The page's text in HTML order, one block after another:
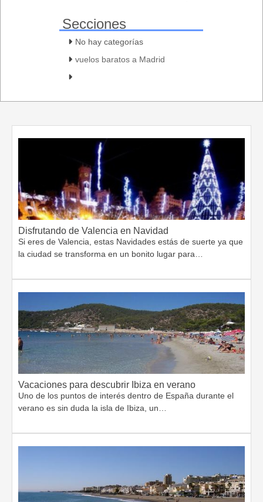
Secciones
No hay categorías
vuelos baratos a Madrid
Disfrutando de Valencia en Navidad
Si eres de Valencia, estas Navidades estás de suerte ya que
la ciudad se transforma en un bonito lugar para…
Vacaciones para descubrir Ibiza en verano
Uno de los puntos de interés dentro de España durante el
verano es sin duda la isla de Ibiza, un…